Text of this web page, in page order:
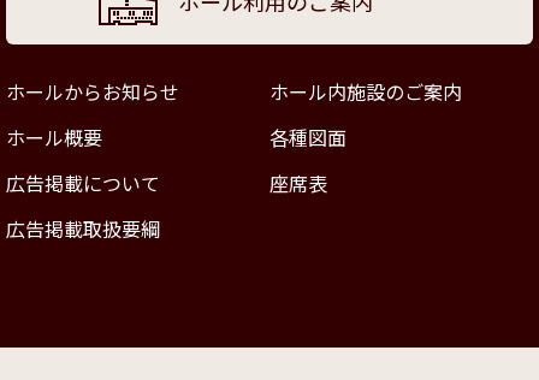
ホールからお知らせ
ホール内施設のご案内
ホール概要
各種図面
広告掲載について
座席表
広告掲載取扱要綱